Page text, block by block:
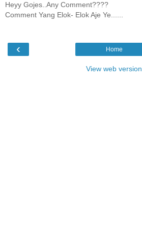
Heyy Gojes..Any Comment????
Comment Yang Elok- Elok Aje Ye......
‹ Home
View web version